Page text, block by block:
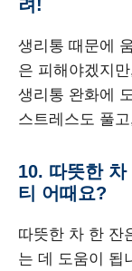
려!
생리통 때문에
은 피해야겠지
생리통 완화에
스트레스도 풀
10. 따뜻한
티 어때요?
따뜻한 차 한 잔
는 데 도움이 됩